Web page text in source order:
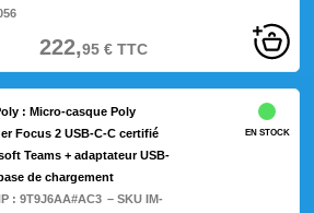
222,95€TTC
: Micro-casque Poly
Focus 2 USB-C-C certifié
Teams + adaptateur USB-
de chargement
:9T9J6AA#AC3 – SKU IM-
EN STOCK